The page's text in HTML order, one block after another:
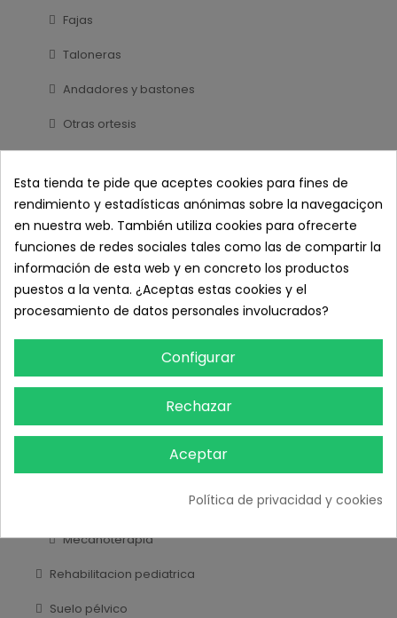
Fajas
Taloneras
Andadores y bastones
Otras ortesis
Sujecion y antiescaras
Accesorios baño
Rehabilitación
Cintas y tubos
Herramientas de masaje
Pesos y lastres
Propiocepción
Mecanoterapia
Rehabilitacion pediatrica
Suelo pélvico
Esta tienda te pide que aceptes cookies para fines de
rendimiento y estadísticas anónimas sobre la navegaciçon
en nuestra web. También utiliza cookies para ofrecerte
funciones de redes sociales tales como las de compartir la
información de esta web y en concreto los productos
puestos a la venta. ¿Aceptas estas cookies y el
procesamiento de datos personales involucrados?
Configurar
Rechazar
Aceptar
Política de privacidad y cookies